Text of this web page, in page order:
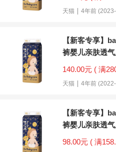
天猫 4年前
【新客专享】
裤婴儿亲肤透
140.00元 ( 满
天猫 4年前
【新客专享】
裤婴儿亲肤透
98.00元 ( 满